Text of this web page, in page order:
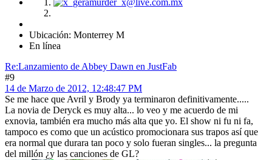
Ubicación: Monterrey M
En línea
Re:Lanzamiento de Abbey Dawn en JustFab
#9
14 de Marzo de 2012, 12:48:47 PM
Se me hace que Avril y Brody ya terminaron definitivamente.....
La novia de Deryck es muy alta... lo veo y me acuerdo de mi
exnovia, también era mucho más alta que yo. El show ni fu ni fa,
tampoco es como que un acústico promocionara sus trapos así que
era normal que durara tan poco y solo fueran singles... la pregunta
del millón ¿y las canciones de GL?